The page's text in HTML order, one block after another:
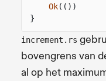
Ok(())
}
increment.rs
bovengrens van
al op het